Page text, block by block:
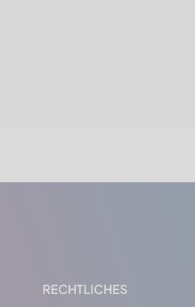
RECHTLICHES